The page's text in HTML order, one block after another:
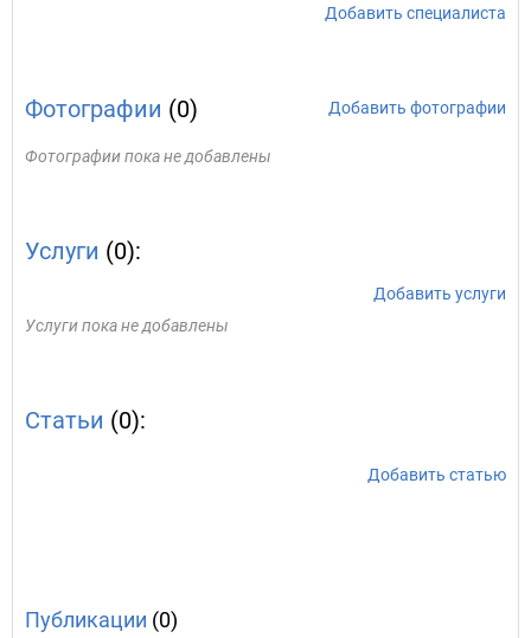
Добавить специалиста
Фотографии (0) Добавить фотографии
Фотографии пока не добавлены
Услуги (0):
Добавить услуги
Услуги пока не добавлены
Статьи (0):
Добавить статью
Публикации (0)